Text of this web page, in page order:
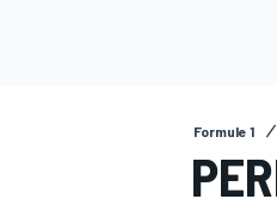
Formule 1